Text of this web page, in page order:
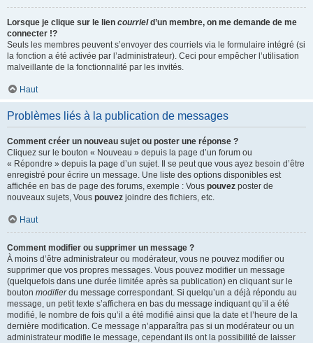
Lorsque je clique sur le lien courrield’un membre, on me demande de me
connecter !?
Seuls les membres peuvent s’envoyer des courriels via le formulaire intégré (si
la fonction a été activée par l’administrateur). Ceci pour empêcher l’utilisation
malveillante de la fonctionnalité par les invités.
Haut
Problèmes liés à la publication de messages
Comment créer un nouveau sujet ou poster une réponse ?
Cliquez sur le bouton « Nouveau » depuis la page d’un forum ou
« Répondre » depuis la page d’un sujet. Il se peut que vous ayez besoin d’être
enregistré pour écrire un message. Une liste des options disponibles est
affichée en bas de page des forums, exemple : Vous pouvez poster de
nouveaux sujets, Vous pouvez joindre des fichiers, etc.
Haut
Comment modifier ou supprimer un message ?
À moins d’être administrateur ou modérateur, vous ne pouvez modifier ou
supprimer que vos propres messages. Vous pouvez modifier un message
(quelquefois dans une durée limitée après sa publication) en cliquant sur le
bouton modifierdu message correspondant. Si quelqu’un a déjà répondu au
message, un petit texte s’affichera en bas du message indiquant qu’il a été
modifié, le nombre de fois qu’il a été modifié ainsi que la date et l’heure de la
dernière modification. Ce message n’apparaîtra pas si un modérateur ou un
administrateur modifie le message, cependant ils ont la possibilité de laisser